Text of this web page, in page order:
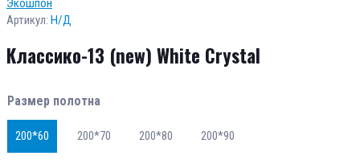
Артикул: Н/Д
Классико-13 (new) White Сrystal
Размер полотна
200*60 200*70 200*80 200*90